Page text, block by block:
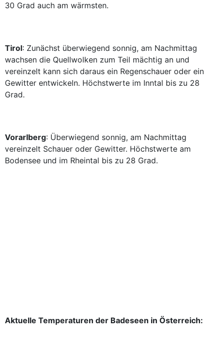
30 Grad auch am wärmsten.
Tirol: Zunächst überwiegend sonnig, am Nachmittag
wachsen die Quellwolken zum Teil mächtig an und
vereinzelt kann sich daraus ein Regenschauer oder ein
Gewitter entwickeln. Höchstwerte im Inntal bis zu 28
Grad.
Vorarlberg: Überwiegend sonnig, am Nachmittag
vereinzelt Schauer oder Gewitter. Höchstwerte am
Bodensee und im Rheintal bis zu 28 Grad.
Aktuelle Temperaturen der Badeseen in Österreich: